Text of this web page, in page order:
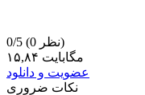
0/5
(0 نظر)
۱۵,۸۴ مگابایت
عضویت و دانلود
نکات ضروری